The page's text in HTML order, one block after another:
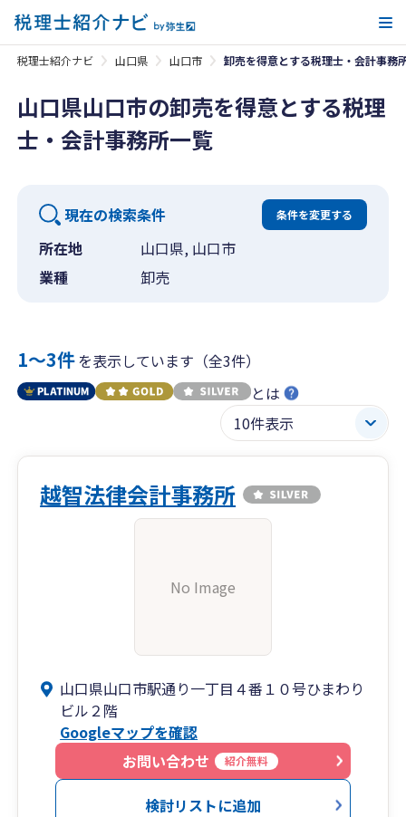
税理士紹介ナビ 山口県 山口市 卸売を得意とする税理士・会計事務
山口県山口市の卸売を得意とする税理
士・会計事務所一覧
現在の検索条件 条件を変更する
所在地
山口県, 山口市
業種
卸売
1〜3件を表示しています（全3件）
とは
越智法律会計事務所
No Image
山口県山口市駅通り一丁目４番１０号ひまわり
ビル２階
Googleマップを確認
お問い合わせ
紹介無料
検討リストに追加